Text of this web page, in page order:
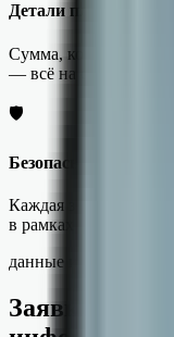
Детали платежа
Сумма, контрагент,
— всё на одном
🛡
Безопасность
Каждая заявка
в рамках 152-ФЗ.
данные из 1С
Заявку